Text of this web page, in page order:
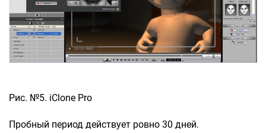
Рис. №5. iClone Pro
Пробный период действует ровно 30 дней.